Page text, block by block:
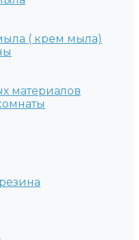
( крем мыла)
материалов